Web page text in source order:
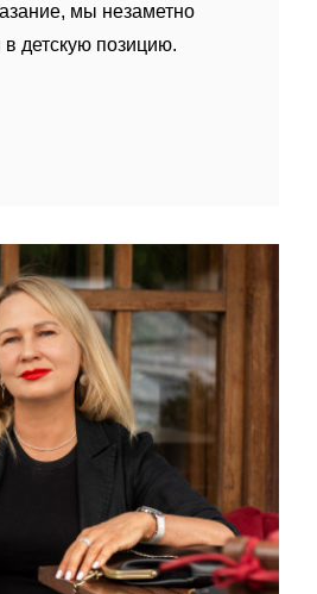
мы незаметно
детскую позицию.